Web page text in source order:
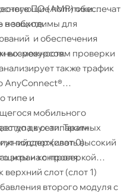
ПО (AMP) обеспечат
в защите.
политики
необходимы для
и обеспечения
ресурсов.
возможностям проверки
также трафик
AnyConnect®
типе и
мобильного
к сети. Таким
поддерживать высокий
и контроля.
до двух аппаратных
слот (слот 0)
экрана с проверкой
верхний слот (слот 1)
второго модуля с